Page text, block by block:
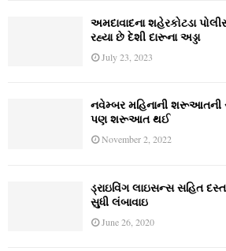
અમદાવાદના શહેરકોટડા
રહ્યા છે દેશી દારૂના અડ્ડા
July 23, 2023
નવેમ્‍બર મહિનાની શરૂઆતની
પણ શરૂઆત થઈ
November 2, 2022
ડ્રાઇવિંગ લાઇસન્સ સહિત
સુધી લંબાવાઇ
June 26, 2020